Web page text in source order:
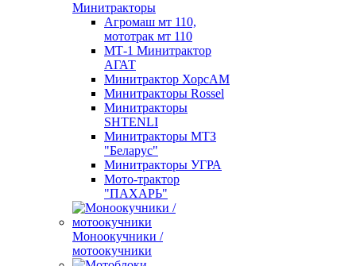
Минитракторы
Агромаш мт 110,
мототрак мт 110
МТ-1 Минитрактор
АГАТ
Минитрактор ХорсАМ
Минитракторы Rossel
Минитракторы
SHTENLI
Минитракторы МТЗ
"Беларус"
Минитракторы УГРА
Мото-трактор
"ПАХАРЬ"
Моноокучники /
мотоокучники